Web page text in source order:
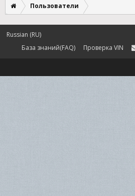
Пользователи
Russian (RU)
База знаний(FAQ)
Проверка VIN